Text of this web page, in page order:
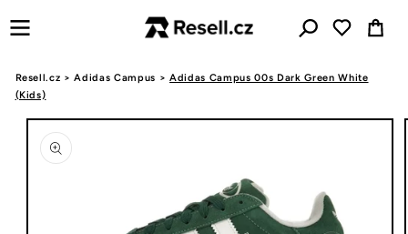
obsahu
Košík
Resell.cz > Adidas Campus > Adidas Campus 00s Dark Green White
(Kids)
produktu